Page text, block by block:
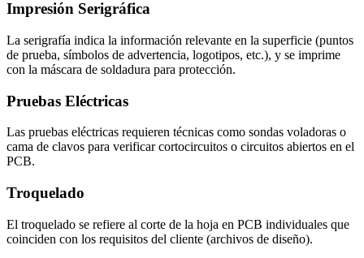
Impresión Serigráfica
La serigrafía indica la información relevante en la superficie (puntos
de prueba, símbolos de advertencia, logotipos, etc.), y se imprime
con la máscara de soldadura para protección.
Pruebas Eléctricas
Las pruebas eléctricas requieren técnicas como sondas voladoras o
cama de clavos para verificar cortocircuitos o circuitos abiertos en el
PCB.
Troquelado
El troquelado se refiere al corte de la hoja en PCB individuales que
coinciden con los requisitos del cliente (archivos de diseño).